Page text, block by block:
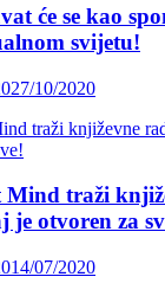
će se kao
svijetu!
27/10/2020
Mind traži
je otvoren za
14/07/2020